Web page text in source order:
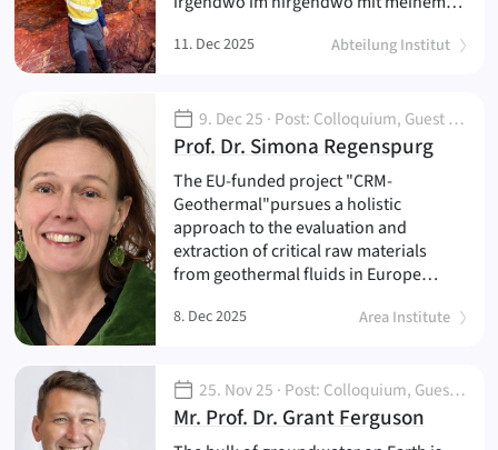
Abteilung Institut
11. Dec 2025
Prof. Dr. Simona Regenspurg(
9. Dec 25 · Post: Colloquium, Guest Lecture
Area Institute
)
The EU-funded project "CRM-
Geothermal"pursues a holistic
approach to the evaluation and
extraction of critical raw materials
from geothermal fluids in Europe…
8. Dec 2025
Mr. Prof. Dr. Grant Ferguson(
25. Nov 25 · Post: Colloquium, Guest Lecture
)